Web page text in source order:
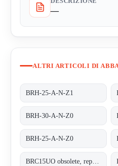
—
ALTRI ARTICOLI DI
BRH-25-A-N-Z1
BRH-30-A-N-Z0
BRH-25-A-N-Z0